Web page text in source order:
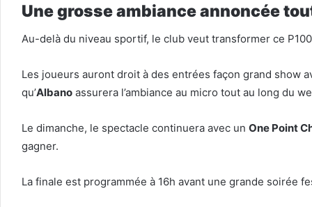
Une grosse ambiance annoncée
Au-delà du niveau sportif, le club veut transformer ce
Les joueurs auront droit à des entrées façon grand show
qu’Albano assurera l’ambiance au micro tout au long du
Le dimanche, le spectacle continuera avec un One Point
gagner.
La finale est programmée à 16h avant une grande soirée